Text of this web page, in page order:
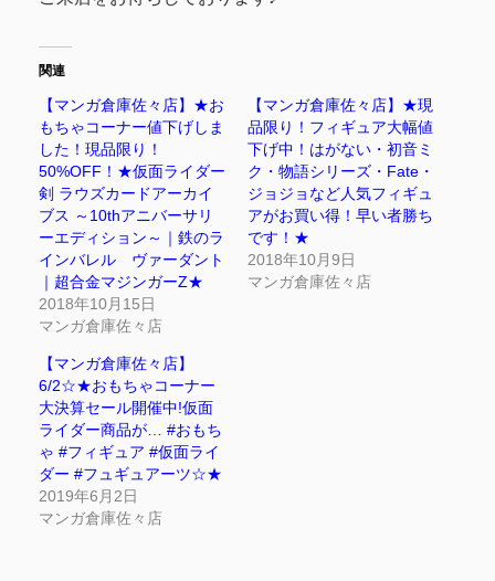
関連
【マンガ倉庫佐々店】★お
もちゃコーナー値下げしま
した！現品限り！
50%OFF！★仮面ライダー
剣 ラウズカードアーカイ
ブス ～10thアニバーサリ
ーエディション～｜鉄のラ
インバレル ヴァーダント
｜超合金マジンガーZ★
2018年10月15日
マンガ倉庫佐々店
【マンガ倉庫佐々店】★現
品限り！フィギュア大幅値
下げ中！はがない・初音ミ
ク・物語シリーズ・Fate・
ジョジョなど人気フィギュ
アがお買い得！早い者勝ち
です！★
2018年10月9日
マンガ倉庫佐々店
【マンガ倉庫佐々店】
6/2☆★おもちゃコーナー
大決算セール開催中!仮面
ライダー商品が… #おもち
ゃ #フィギュア #仮面ライ
ダー #フュギュアーツ☆★
2019年6月2日
マンガ倉庫佐々店